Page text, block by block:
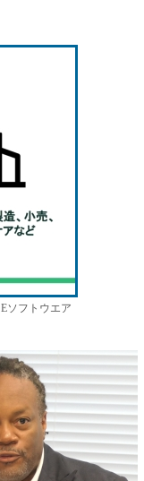
ソフトウエア